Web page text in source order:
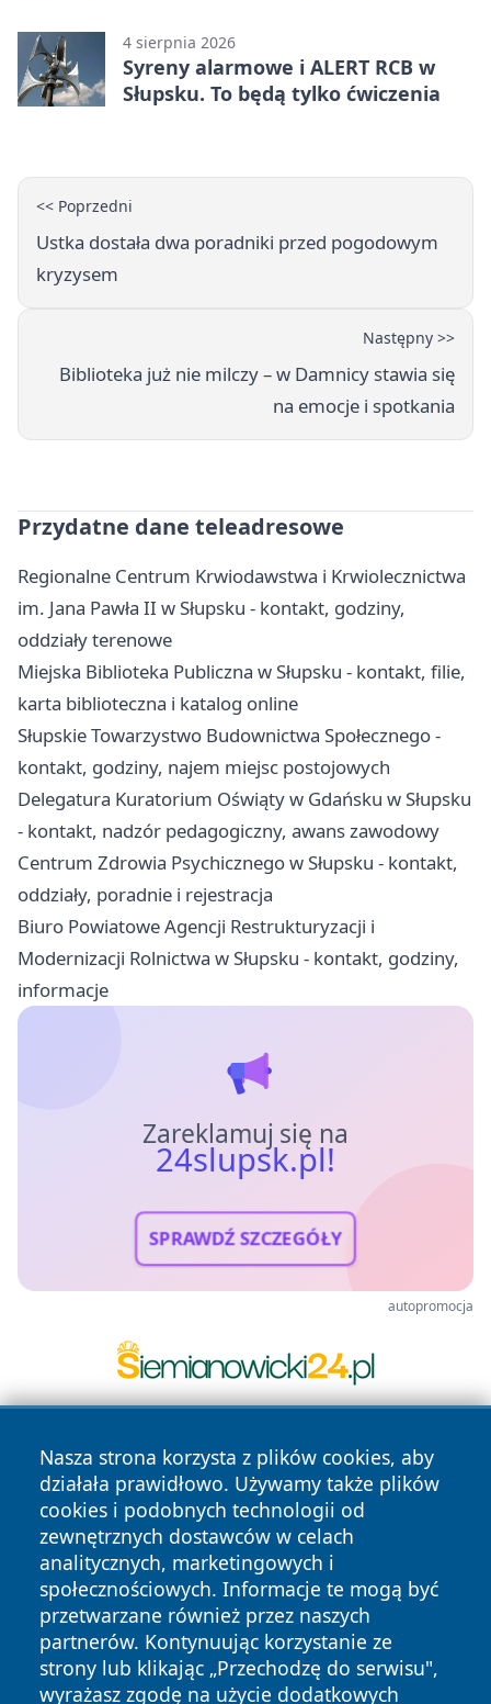
4 sierpnia 2026
Syreny alarmowe i ALERT RCB w
Słupsku. To będą tylko ćwiczenia
<< Poprzedni
Ustka dostała dwa poradniki przed pogodowym
kryzysem
Następny >>
Biblioteka już nie milczy – w Damnicy stawia się
na emocje i spotkania
Przydatne dane teleadresowe
Regionalne Centrum Krwiodawstwa i Krwiolecznictwa
im. Jana Pawła II w Słupsku - kontakt, godziny,
oddziały terenowe
Miejska Biblioteka Publiczna w Słupsku - kontakt, filie,
karta biblioteczna i katalog online
Słupskie Towarzystwo Budownictwa Społecznego -
kontakt, godziny, najem miejsc postojowych
Delegatura Kuratorium Oświąty w Gdańsku w Słupsku
- kontakt, nadzór pedagogiczny, awans zawodowy
Centrum Zdrowia Psychicznego w Słupsku - kontakt,
oddziały, poradnie i rejestracja
Biuro Powiatowe Agencji Restrukturyzacji i
Modernizacji Rolnictwa w Słupsku - kontakt, godziny,
informacje
Zareklamuj się na
24slupsk.pl!
SPRAWDŹ SZCZEGÓŁY
autopromocja
Nasza strona korzysta z plików cookies, aby
działała prawidłowo. Używamy także plików
cookies i podobnych technologii od
zewnętrznych dostawców w celach
analitycznych, marketingowych i
społecznościowych. Informacje te mogą być
przetwarzane również przez naszych
partnerów. Kontynuując korzystanie ze
strony lub klikając „Przechodzę do serwisu",
wyrażasz zgodę na użycie dodatkowych
Copyright © 2026 24slupsk.pl Wszystkie prawa zastrzeżone.
News Autorzy
Polityka
Prywatności
Polityka
Cookies